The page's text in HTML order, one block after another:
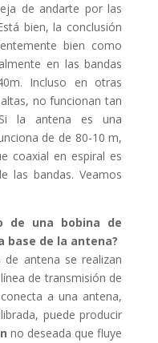
de andarte por las
bien, la conclusión
bien como
en las bandas
Incluso en otras
no funcionan tan
la antena es una
de de 80-10 m,
coaxial en espiral es
las bandas. Veamos
de una bobina de
base de la antena?
de antena se realizan
de transmisión de
a una antena,
puede producir
no deseada que fluye